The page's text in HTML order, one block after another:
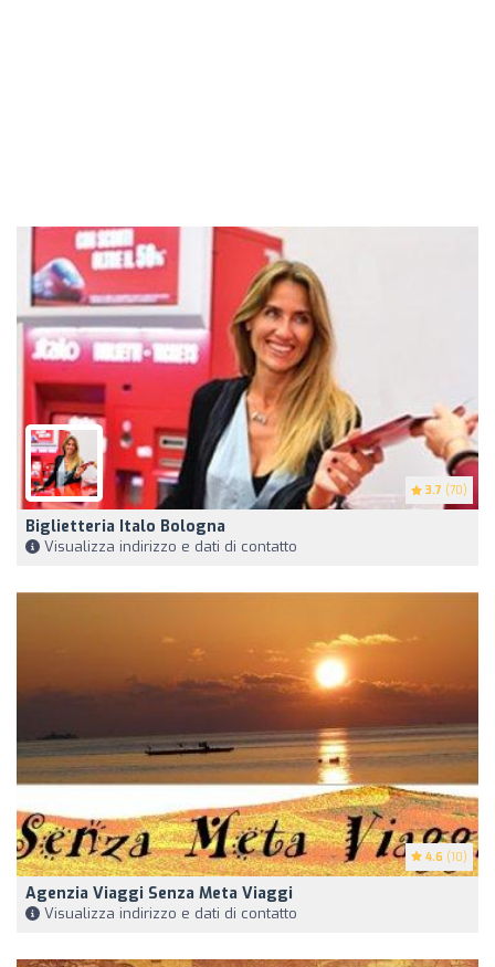
3.7 (70)
Biglietteria Italo Bologna
Visualizza indirizzo e dati di contatto
4.6 (10)
Agenzia Viaggi Senza Meta Viaggi
Visualizza indirizzo e dati di contatto